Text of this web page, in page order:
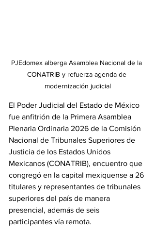
PJEdomex alberga Asamblea Nacional de la
CONATRIB y refuerza agenda de
modernización judicial
El Poder Judicial del Estado de México
fue anfitrión de la Primera Asamblea
Plenaria Ordinaria 2026 de la Comisión
Nacional de Tribunales Superiores de
Justicia de los Estados Unidos
Mexicanos (CONATRIB), encuentro que
congregó en la capital mexiquense a 26
titulares y representantes de tribunales
superiores del país de manera
presencial, además de seis
participantes vía remota.